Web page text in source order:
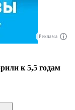
Реклама
к 5,5 годам